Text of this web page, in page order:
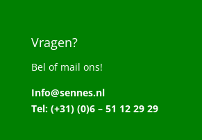
Vragen?
Bel of mail ons!
Info@sennes.nl
Tel: (+31) (0)6 – 51 12 29 29